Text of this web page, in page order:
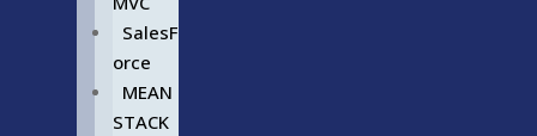
SalesF
orce
MEAN
STACK